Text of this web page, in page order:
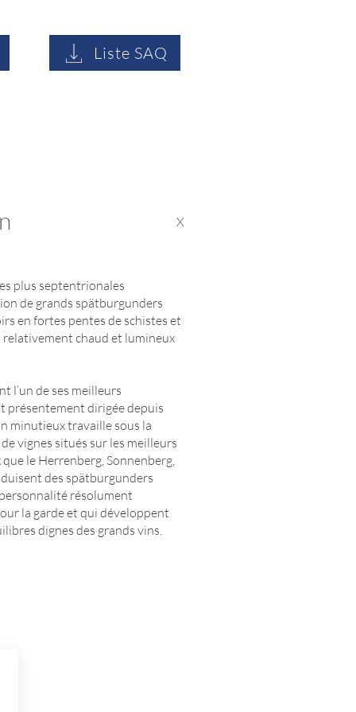
Liste SAQ
X
plus septentrionales
de grands spätburgunders
en fortes pentes de schistes et
relativement chaud et lumineux
l’un de ses meilleurs
présentement dirigée depuis
minutieux travaille sous la
vignes situés sur les meilleurs
le Herrenberg, Sonnenberg,
des spätburgunders
résolument
la garde et qui développent
dignes des grands vins.